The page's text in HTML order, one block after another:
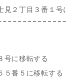
見２丁目３番１号に
号に移転する
５番５に移転する